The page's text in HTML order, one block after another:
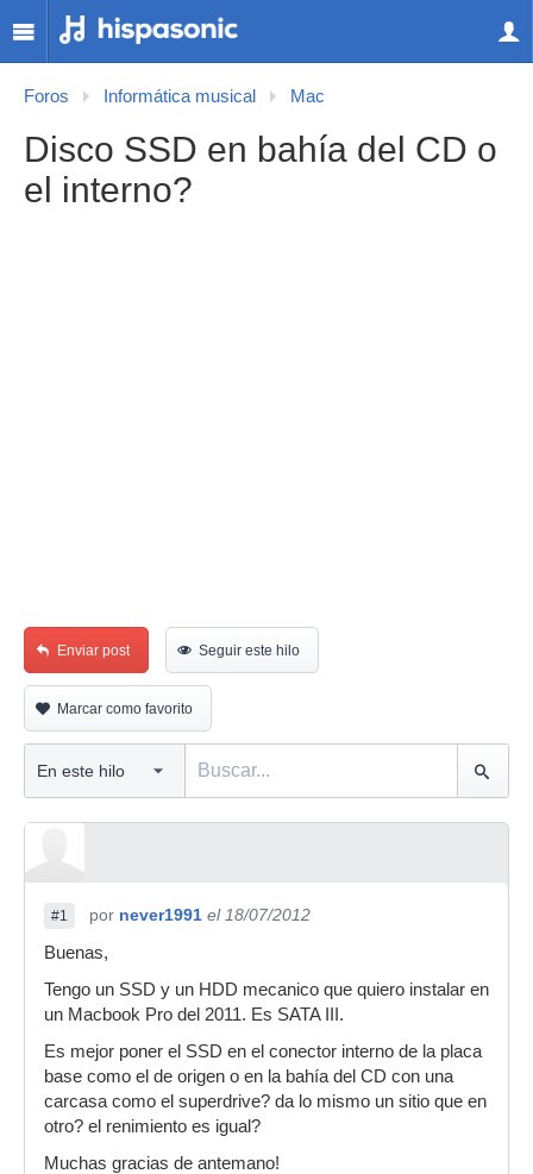
Foros Informática musical Mac
Disco SSD en bahía del CD o
el interno?
Enviar post Seguir este hilo
Marcar como favorito
#1 por never1991 el 18/07/2012
Buenas,
Tengo un SSD y un HDD mecanico que quiero instalar en
un Macbook Pro del 2011. Es SATA III.
Es mejor poner el SSD en el conector interno de la placa
base como el de origen o en la bahía del CD con una
carcasa como el superdrive? da lo mismo un sitio que en
otro? el renimiento es igual?
Muchas gracias de antemano!